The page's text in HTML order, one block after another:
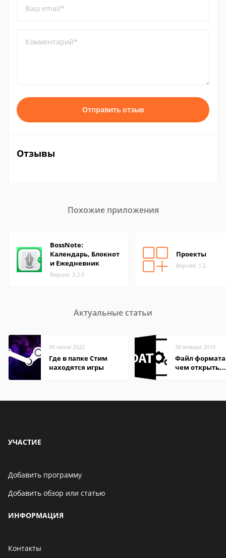
Ваш email*
Комментарий*
Отправить отзыв
Отзывы
Похожие приложения
BossNote:
Календарь, Блокнот
и Ежедневник
Версия: 3.2.0
Проекты
Версия: 1.2
Актуальные статьи
06 июня 2022
Где в папке Стим
находятся игры
30 января 2019
Файл формата
чем открыть,
УЧАСТИЕ
Добавить программу
Добавить обзор или статью
ИНФОРМАЦИЯ
Контакты